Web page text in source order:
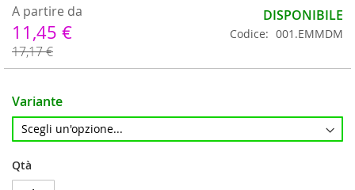
A partire da
11,45 €
17,17 €
DISPONIBILE
Codice 001.EMMDM
Variante
Qtà